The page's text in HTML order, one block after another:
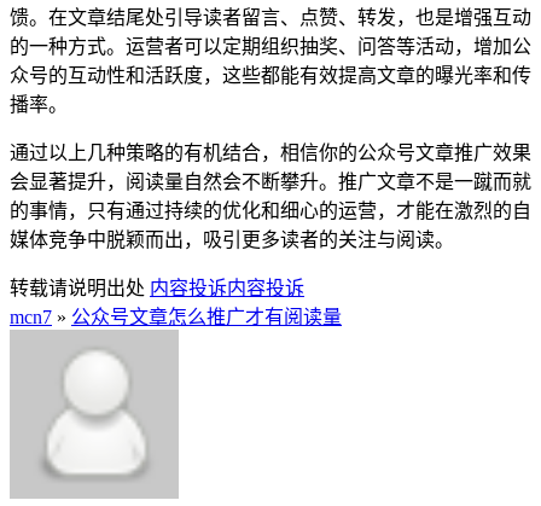
馈。在文章结尾处引导读者留言、点赞、转发，也是增强互动
的一种方式。运营者可以定期组织抽奖、问答等活动，增加公
众号的互动性和活跃度，这些都能有效提高文章的曝光率和传
播率。
通过以上几种策略的有机结合，相信你的公众号文章推广效果
会显著提升，阅读量自然会不断攀升。推广文章不是一蹴而就
的事情，只有通过持续的优化和细心的运营，才能在激烈的自
媒体竞争中脱颖而出，吸引更多读者的关注与阅读。
转载请说明出处 内容投诉内容投诉
mcn7 » 公众号文章怎么推广才有阅读量